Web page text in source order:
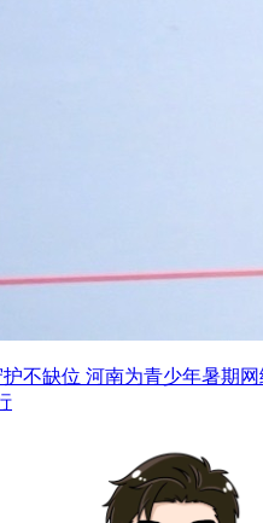
护不缺位 河南为青少年暑期网